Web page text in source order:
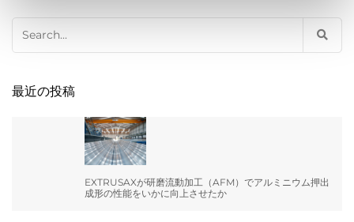
for:
最近の投稿
EXTRUSAXが研磨流動加工（AFM）でアルミニウム押出
成形の性能をいかに向上させたか